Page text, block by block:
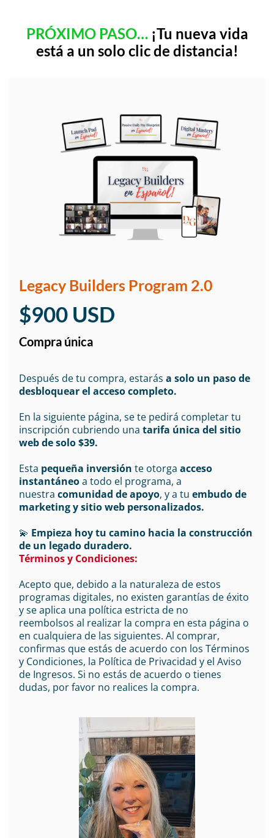
PRÓXIMO PASO… ¡Tu nueva vida
está a un solo clic de distancia!
Legacy Builders Program 2.0
$900 USD
Compra única
Después de tu compra, estarás a solo un paso de
desbloquear el acceso completo.
En la siguiente página, se te pedirá completar tu
inscripción cubriendo una tarifa única del sitio
web de solo $39.
Esta pequeña inversión te otorga acceso
instantáneoa todo el programa, a
nuestra comunidad de apoyo, y a tu embudo de
marketing y sitio web personalizados.
💫 Empieza hoy tu camino hacia la construcción
de un legado duradero.
Términos y Condiciones:
Acepto que, debido a la naturaleza de estos
programas digitales, no existen garantías de éxito
y se aplica una política estricta de no
reembolsos al realizar la compra en esta página o
en cualquiera de las siguientes. Al comprar,
confirmas que estás de acuerdo con los Términos
y Condiciones, la Política de Privacidad y el Aviso
de Ingresos. Si no estás de acuerdo o tienes
dudas, por favor no realices la compra.